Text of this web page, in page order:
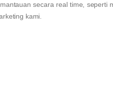
secara real time,
kami.